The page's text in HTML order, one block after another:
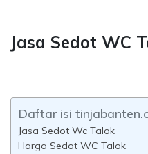
Jasa Sedot WC
Daftar isi
Jasa Sedot Wc Talok
Harga Sedot WC Talok